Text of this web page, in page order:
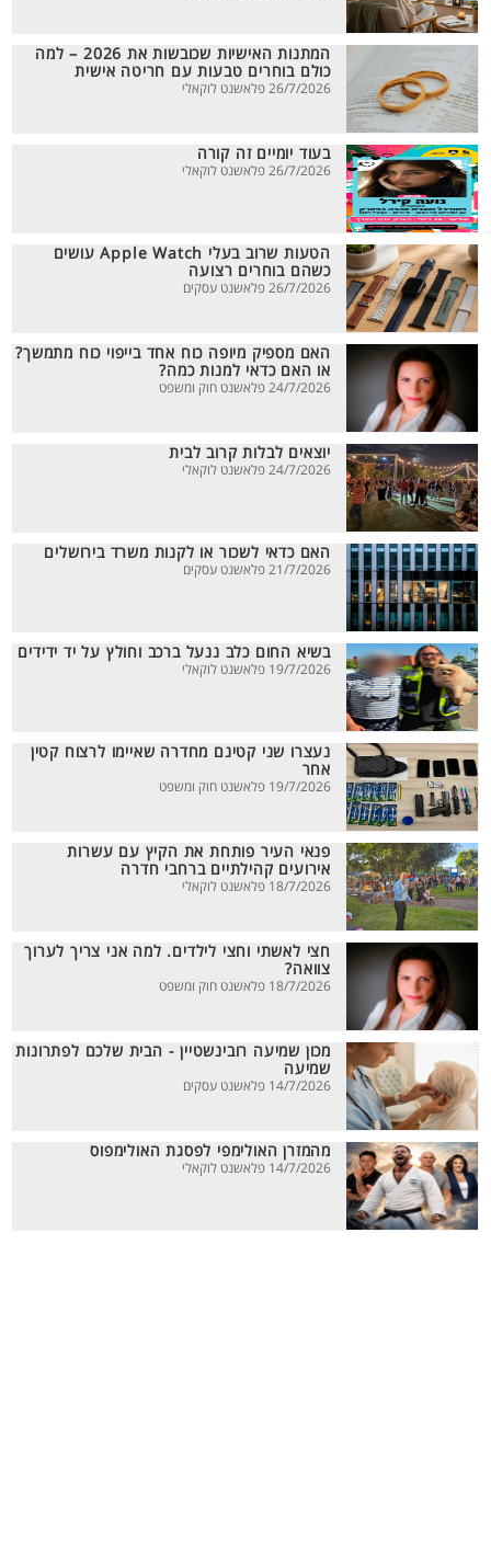
המתנות האישיות שכובשות את 2026 – למה
כולם בוחרים טבעות עם חריטה אישית
26/7/2026 פלאשנט לוקאלי
בעוד יומיים זה קורה
26/7/2026 פלאשנט לוקאלי
הטעות שרוב בעלי Apple Watch עושים
כשהם בוחרים רצועה
26/7/2026 פלאשנט עסקים
האם מספיק מיופה כוח אחד בייפוי כוח מתמשך?
או האם כדאי למנות כמה?
24/7/2026 פלאשנט חוק ומשפט
יוצאים לבלות קרוב לבית
24/7/2026 פלאשנט לוקאלי
האם כדאי לשכור או לקנות משרד בירושלים
21/7/2026 פלאשנט עסקים
בשיא החום כלב ננעל ברכב וחולץ על יד ידידים
19/7/2026 פלאשנט לוקאלי
נעצרו שני קטינם מחדרה שאיימו לרצוח קטין
אחר
19/7/2026 פלאשנט חוק ומשפט
פנאי העיר פותחת את הקיץ עם עשרות
אירועים קהילתיים ברחבי חדרה
18/7/2026 פלאשנט לוקאלי
חצי לאשתי וחצי לילדים. למה אני צריך לערוך
צוואה?
18/7/2026 פלאשנט חוק ומשפט
מכון שמיעה רובינשטיין - הבית שלכם לפתרונות
שמיעה
14/7/2026 פלאשנט עסקים
מהמזרן האולימפי לפסגת האולימפוס
14/7/2026 פלאשנט לוקאלי